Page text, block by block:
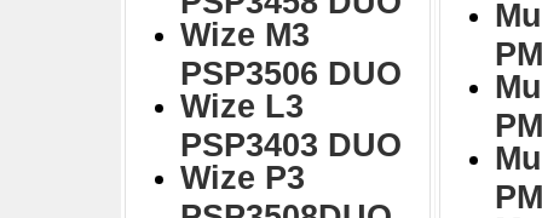
Wize M3
PSP3506 DUO
Wize L3
PSP3403 DUO
Wize P3